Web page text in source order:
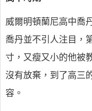
威爾明頓蘭尼高中喬
喬丹並不引人注目，
寸，又瘦又小的他被
沒有放棄，到了高三
容。